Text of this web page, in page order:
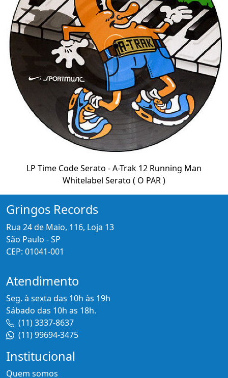
LP Time Code Serato - A-Trak 12 Running Man
Whitelabel Serato ( O PAR )
Gringos Records
Rua 24 de Maio, 116, Loja 13
São Paulo - SP
CEP: 01041-001
Atendimento
Seg. à sexta das 10h às 19h
Sábado das 10h as 18h.
(11) 3337-8637
(11) 99694-3475
Institucional
Quem somos